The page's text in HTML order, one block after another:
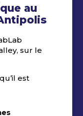
au
sur le
est